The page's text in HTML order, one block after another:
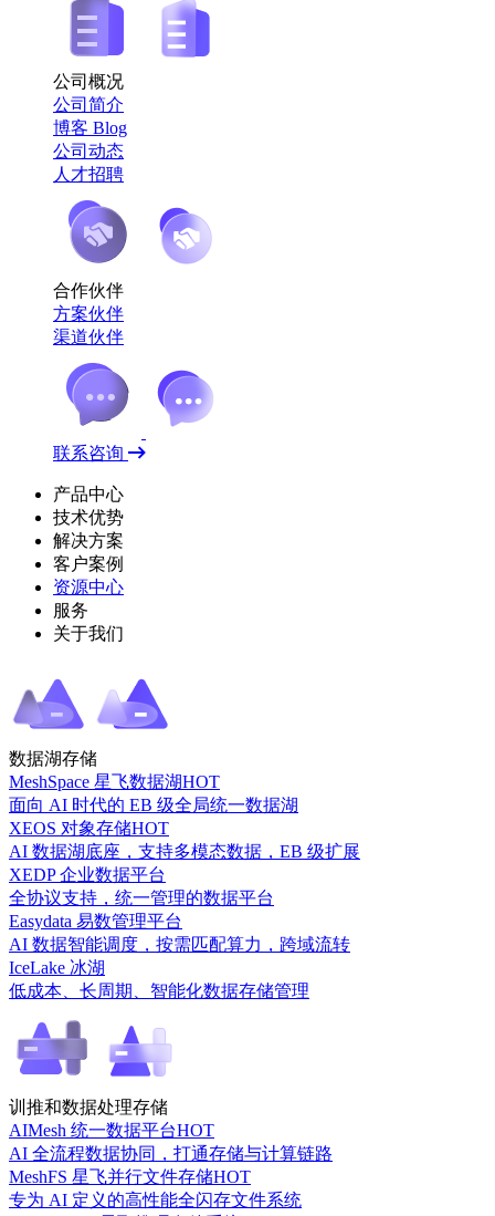
公司概况
公司简介
博客 Blog
公司动态
人才招聘
合作伙伴
方案伙伴
渠道伙伴
联系咨询
产品中心
技术优势
解决方案
客户案例
资源中心
服务
关于我们
数据湖存储
MeshSpace 星飞数据湖HOT
面向 AI 时代的 EB 级全局统一数据湖
XEOS 对象存储HOT
AI 数据湖底座，支持多模态数据，EB 级扩展
XEDP 企业数据平台
全协议支持，统一管理的数据平台
Easydata 易数管理平台
AI 数据智能调度，按需匹配算力，跨域流转
IceLake 冰湖
低成本、长周期、智能化数据存储管理
训推和数据处理存储
AIMesh 统一数据平台HOT
AI 全流程数据协同，打通存储与计算链路
MeshFS 星飞并行文件存储HOT
专为 AI 定义的高性能全闪存文件系统